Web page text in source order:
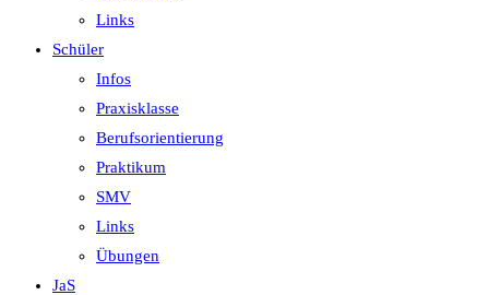
Links
Schüler
Infos
Praxisklasse
Berufsorientierung
Praktikum
SMV
Links
Übungen
JaS